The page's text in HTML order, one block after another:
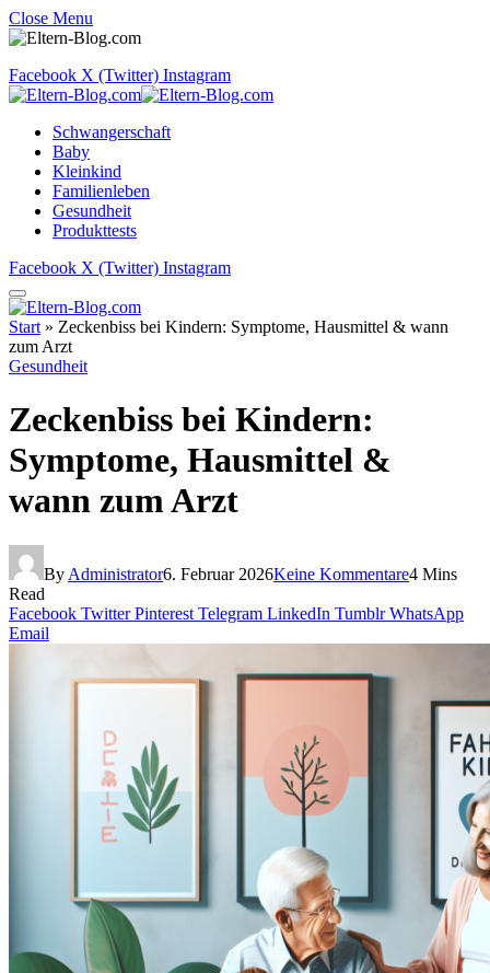
Close Menu
Facebook X (Twitter) Instagram
Schwangerschaft
Baby
Kleinkind
Familienleben
Gesundheit
Produkttests
Facebook X (Twitter) Instagram
Start » Zeckenbiss bei Kindern: Symptome, Hausmittel & wann
zum Arzt
Gesundheit
Zeckenbiss bei Kindern:
Symptome, Hausmittel &
wann zum Arzt
By Administrator6. Februar 2026Keine Kommentare4 Mins
Read
Facebook Twitter Pinterest Telegram LinkedIn Tumblr WhatsApp
Email